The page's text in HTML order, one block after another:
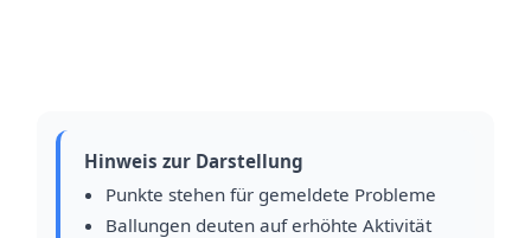
Hinweis zur Darstellung
Punkte stehen für gemeldete Probleme
Ballungen deuten auf erhöhte Aktivität